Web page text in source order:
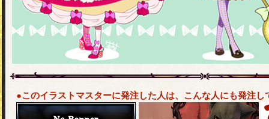
●このイラストマスターに発注した人は、こんな人にも発注し